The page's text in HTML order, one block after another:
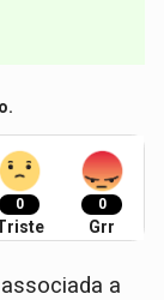
0 0
Grr
a